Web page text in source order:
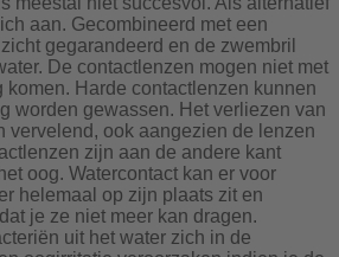
aan. Gecombineerd met een
gegarandeerd en de zwembril
De contactlenzen mogen niet met
komen. Harde contactlenzen kunnen
worden gewassen. Het verliezen van
vervelend, ook aangezien de lenzen
zijn aan de andere kant
oog. Watercontact kan er voor
helemaal op zijn plaats zit en
je ze niet meer kan dragen.
uit het water zich in de